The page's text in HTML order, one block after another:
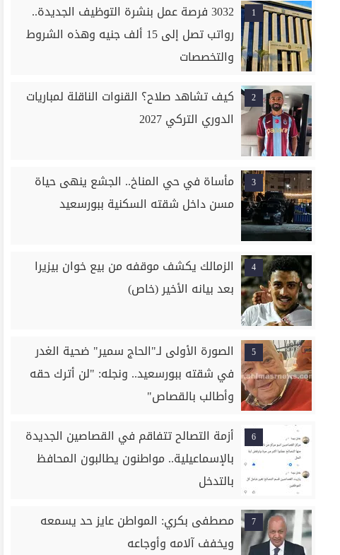
1
3032 فرصة عمل بنشرة التوظيف الجديدة..
رواتب تصل إلى 15 ألف جنيه وهذه الشروط
والتخصصات
2
كيف تشاهد صلاح؟ القنوات الناقلة لمباريات
الدوري التركي 2027
3
مأساة في حي المناخ.. الجشع ينهى حياة
مسن داخل شقته السكنية ببورسعيد
4
الزمالك يكشف موقفه من بيع خوان بيزيرا
بعد بيانه الأخير (خاص)
5
الصورة الأولى لـ"الحاج سمير" ضحية الغدر
في شقته ببورسعيد.. ونجله: "لن أترك حقه
وأطالب بالقصاص"
6
أزمة التصالح تتفاقم في القصاصين الجديدة
بالإسماعيلية.. مواطنون يطالبون المحافظ
بالتدخل
7
مصطفى بكري: المواطن عايز حد يسمعه
ويخفف آلامه وأوجاعه